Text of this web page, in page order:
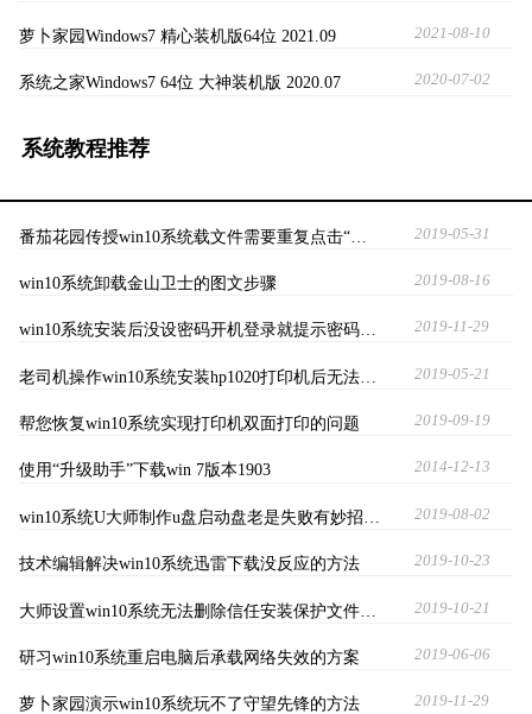
萝卜家园Windows7 精心装机版64位 2021.09 2021-08-10
系统之家Windows7 64位 大神装机版 2020.07 2020-07-02
系统教程推荐
番茄花园传授win10系统载文件需要重复点击“… 2019-05-31
win10系统卸载金山卫士的图文步骤 2019-08-16
win10系统安装后没设密码开机登录就提示密码… 2019-11-29
老司机操作win10系统安装hp1020打印机后无法… 2019-05-21
帮您恢复win10系统实现打印机双面打印的问题 2019-09-19
使用“升级助手”下载win 7版本1903 2014-12-13
win10系统U大师制作u盘启动盘老是失败有妙招… 2019-08-02
技术编辑解决win10系统迅雷下载没反应的方法 2019-10-23
大师设置win10系统无法删除信任安装保护文件… 2019-10-21
研习win10系统重启电脑后承载网络失效的方案 2019-06-06
萝卜家园演示win10系统玩不了守望先锋的方法 2019-11-29